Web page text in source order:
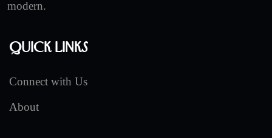
modern.
Quick Links
Connect with Us
About